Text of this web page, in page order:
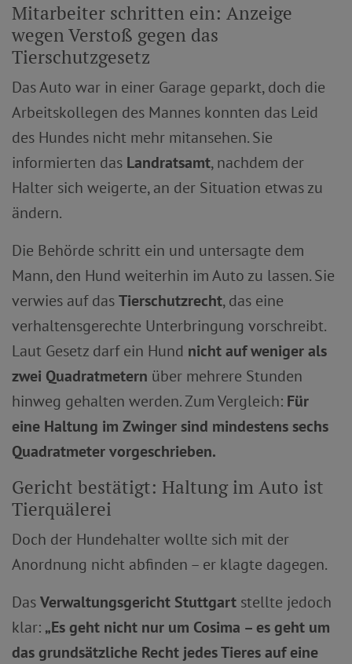
Mitarbeiter schritten ein: Anzeige
wegen Verstoß gegen das
Tierschutzgesetz
Das Auto war in einer Garage geparkt, doch die
Arbeitskollegen des Mannes konnten das Leid
des Hundes nicht mehr mitansehen. Sie
informierten das Landratsamt, nachdem der
Halter sich weigerte, an der Situation etwas zu
ändern.
Die Behörde schritt ein und untersagte dem
Mann, den Hund weiterhin im Auto zu lassen. Sie
verwies auf dasTierschutzrecht, das eine
verhaltensgerechte Unterbringung vorschreibt.
Laut Gesetz darf ein Hund nicht auf weniger als
zwei Quadratmetern über mehrere Stunden
hinweg gehalten werden. Zum Vergleich: Für
eine Haltung im Zwinger sind mindestens sechs
Quadratmeter vorgeschrieben.
Gericht bestätigt: Haltung im Auto ist
Tierquälerei
Doch der Hundehalter wollte sich mit der
Anordnung nicht abfinden – er klagte dagegen.
DasVerwaltungsgericht Stuttgart stellte jedoch
klar: „Es geht nicht nur um Cosima – es geht um
das grundsätzliche Recht jedes Tieres auf eine